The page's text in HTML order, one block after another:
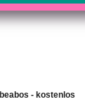
- kostenlos